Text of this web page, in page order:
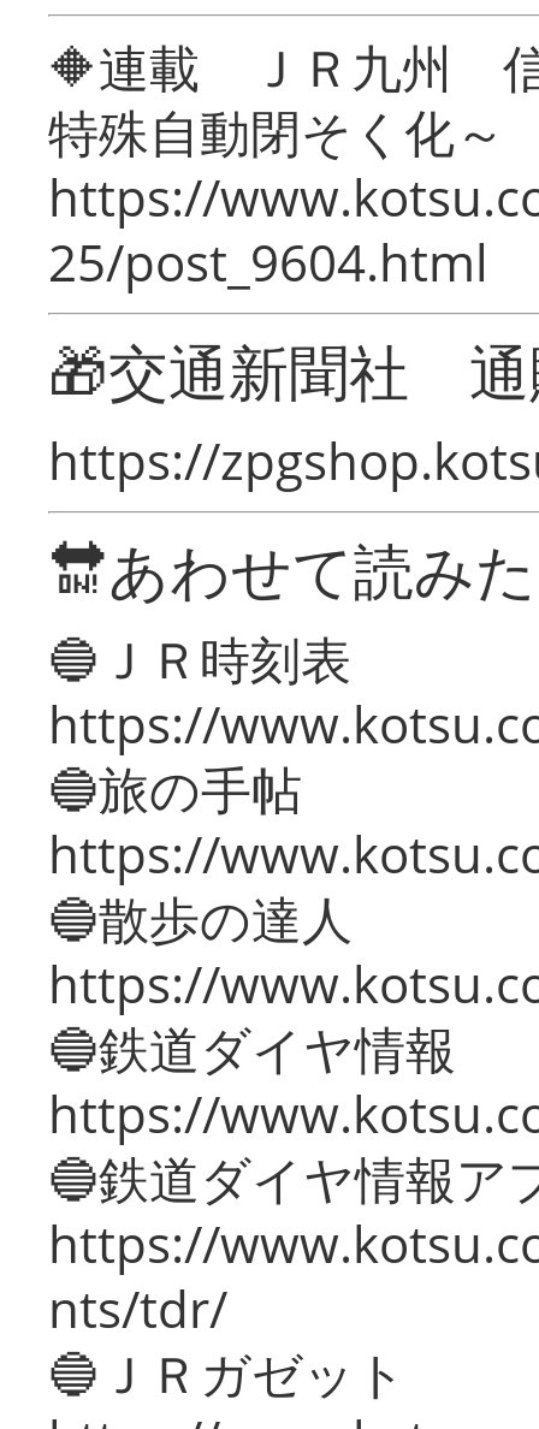
🔶連載 ＪＲ九州 信
特殊自動閉そく化～
https://
25/post_9604.html
🎁交通新聞社
https://
🔛あわせて読み
🔵ＪＲ時刻表
https://
🔵旅の手帖
https://
🔵散歩の達人
https://
🔵鉄道ダイヤ情報
https://
🔵鉄道ダイヤ情報ア
https://
nts/tdr/
🔵ＪＲガゼット